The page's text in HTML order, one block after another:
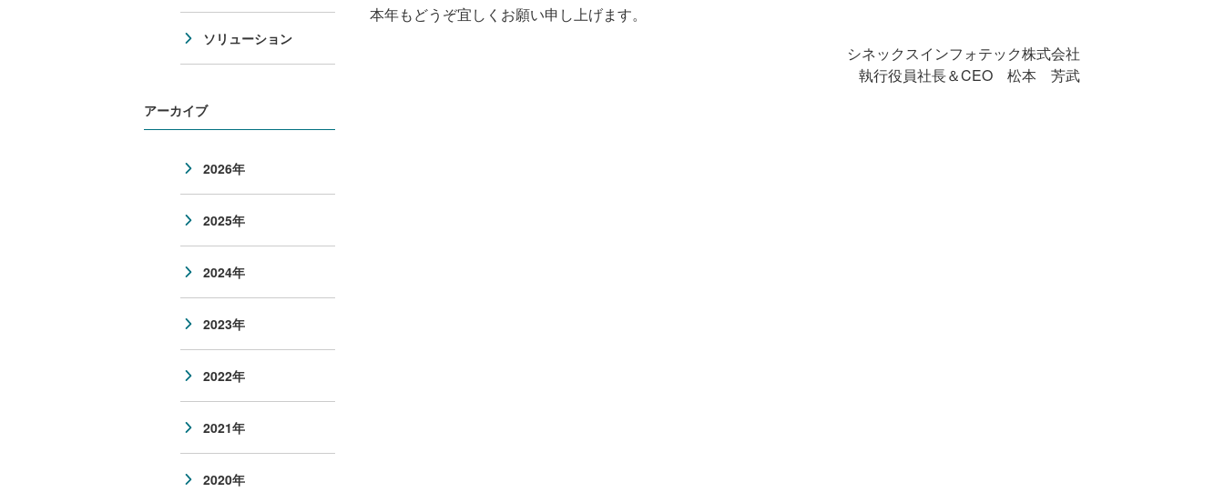
本年もどうぞ宜しくお願い申し上げます。
シネックスインフォテック株式会社
執行役員社長＆CEO 松本 芳武
ソリューション
アーカイブ
2026年
2025年
2024年
2023年
2022年
2021年
2020年